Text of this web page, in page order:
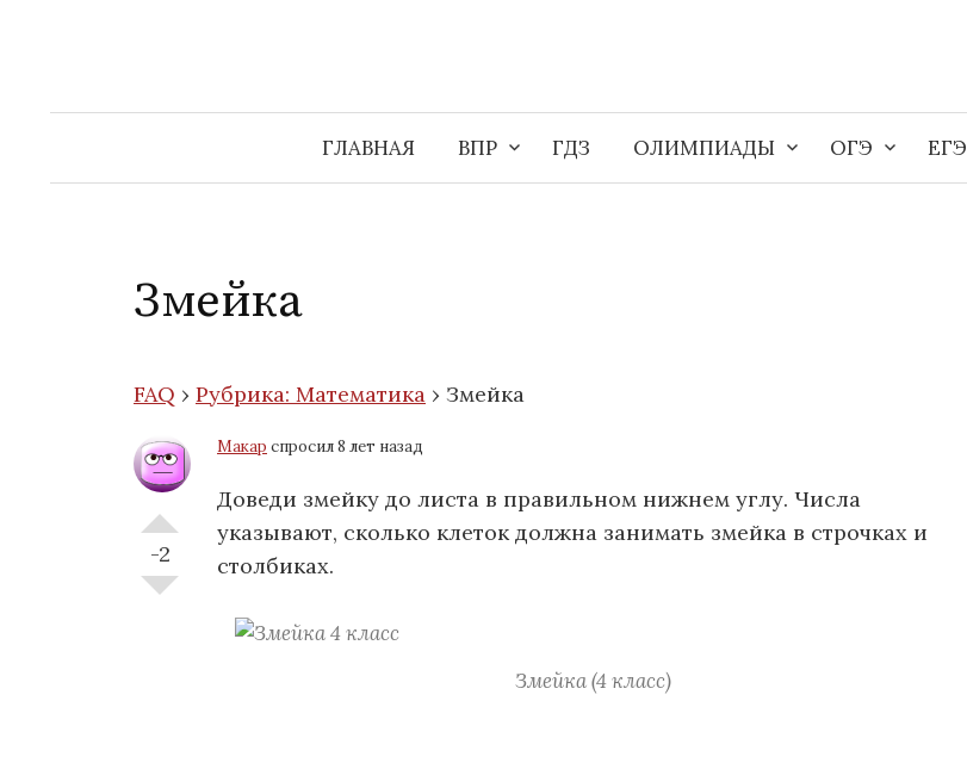
ГЛАВНАЯ ВПР ГДЗ ОЛИМПИАДЫ ОГЭ ЕГЭ
Змейка
FAQ › Рубрика: Математика › Змейка
-2
Макар спросил 8 лет назад
Доведи змейку до листа в правильном нижнем углу. Числа
указывают, сколько клеток должна занимать змейка в строчках и
столбиках.
Змейка (4 класс)